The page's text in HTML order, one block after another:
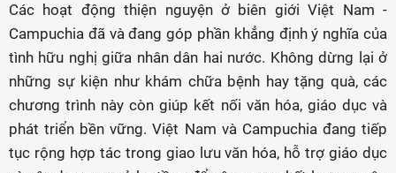
Các hoạt động thiện nguyện ở biên giới Việt Nam -
Campuchia đã và đang góp phần khẳng định ý nghĩa của
tình hữu nghị giữa nhân dân hai nước. Không dừng lại ở
những sự kiện như khám chữa bệnh hay tặng quà, các
chương trình này còn giúp kết nối văn hóa, giáo dục và
phát triển bền vững. Việt Nam và Campuchia đang tiếp
tục rộng hợp tác trong giao lưu văn hóa, hỗ trợ giáo dục